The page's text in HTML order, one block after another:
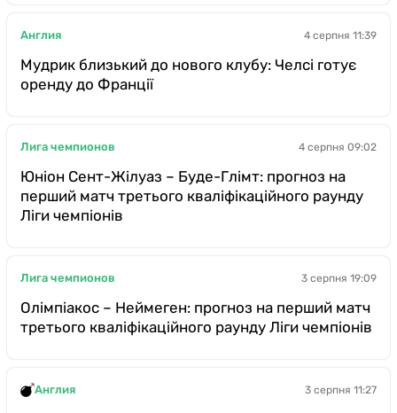
Англия 4 серпня 11:39
Мудрик близький до нового клубу: Челсі готує
оренду до Франції
Лига чемпионов 4 серпня 09:02
Юніон Сент-Жілуаз – Буде-Глімт: прогноз на
перший матч третього кваліфікаційного раунду
Ліги чемпіонів
Лига чемпионов 3 серпня 19:09
Олімпіакос – Неймеген: прогноз на перший матч
третього кваліфікаційного раунду Ліги чемпіонів
Англия 3 серпня 11:27